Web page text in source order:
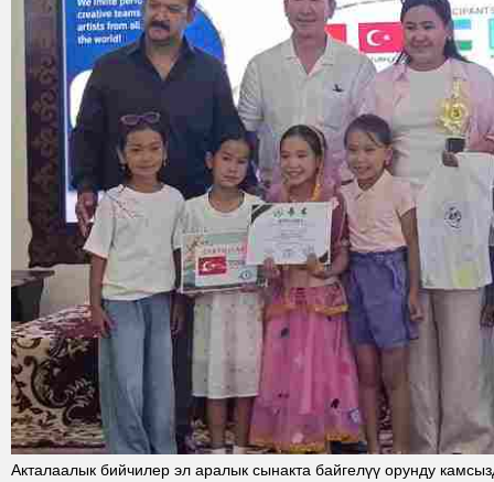
Акталаалык бийчилер эл аралык сынакта байгелүү орунду